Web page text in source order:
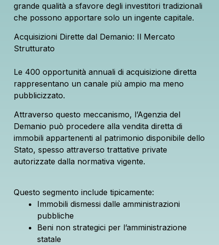
grande qualità a sfavore degli investitori tradizionali
che possono apportare solo un ingente capitale.
Acquisizioni Dirette dal Demanio: Il Mercato
Strutturato
Le 400 opportunità annuali di acquisizione diretta
rappresentano un canale più ampio ma meno
pubblicizzato.
Attraverso questo meccanismo, l’Agenzia del
Demanio può procedere alla vendita diretta di
immobili appartenenti al patrimonio disponibile dello
Stato, spesso attraverso trattative private
autorizzate dalla normativa vigente.
Questo segmento include tipicamente:
Immobili dismessi dalle amministrazioni
pubbliche
Beni non strategici per l’amministrazione
statale